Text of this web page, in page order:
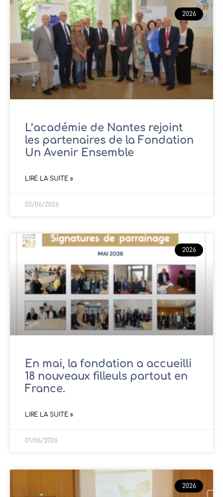
2026
L’académie de Nantes rejoint
les partenaires de la Fondation
Un Avenir Ensemble
LIRE LA SUITE »
02/06/2026
2026
En mai, la fondation a accueilli
18 nouveaux filleuls partout en
France.
LIRE LA SUITE »
01/06/2026
2026